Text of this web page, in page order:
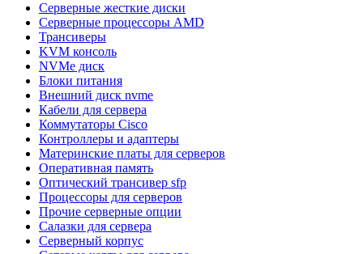
Серверные жесткие диски
Серверные процессоры AMD
Трансиверы
KVM консоль
NVMe диск
Блоки питания
Внешний диск nvme
Кабели для сервера
Коммутаторы Cisco
Контроллеры и адаптеры
Материнские платы для серверов
Оперативная память
Оптический трансивер sfp
Процессоры для серверов
Прочие серверные опции
Салазки для сервера
Серверный корпус